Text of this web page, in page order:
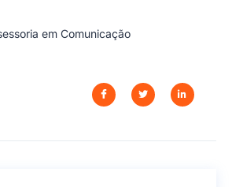
em Comunicação